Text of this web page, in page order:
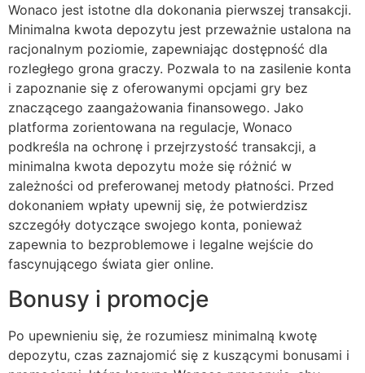
Wonaco jest istotne dla dokonania pierwszej transakcji.
Minimalna kwota depozytu jest przeważnie ustalona na
racjonalnym poziomie, zapewniając dostępność dla
rozległego grona graczy. Pozwala to na zasilenie konta
i zapoznanie się z oferowanymi opcjami gry bez
znaczącego zaangażowania finansowego. Jako
platforma zorientowana na regulacje, Wonaco
podkreśla na ochronę i przejrzystość transakcji, a
minimalna kwota depozytu może się różnić w
zależności od preferowanej metody płatności. Przed
dokonaniem wpłaty upewnij się, że potwierdzisz
szczegóły dotyczące swojego konta, ponieważ
zapewnia to bezproblemowe i legalne wejście do
fascynującego świata gier online.
Bonusy i promocje
Po upewnieniu się, że rozumiesz minimalną kwotę
depozytu, czas zaznajomić się z kuszącymi bonusami i